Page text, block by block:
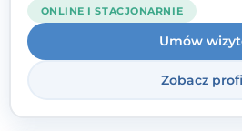
ONLINE I STACJONARNIE
Umów
Zobacz